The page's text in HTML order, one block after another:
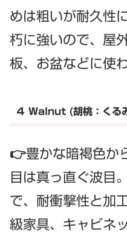
めは粗いが耐久性
朽に強いので、屋
板、お盆などに使
４ Walnut (胡桃：くる
👉豊かな暗褐色か
目は真っ直ぐ波目
で、耐衝撃性と加
級家具、キャビネ